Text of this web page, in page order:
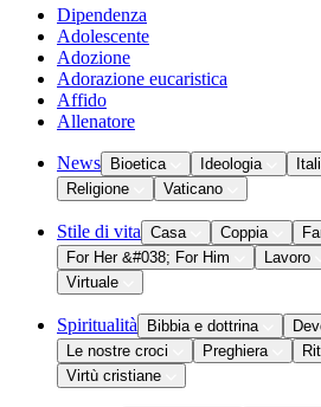
Dipendenza
Adolescente
Adozione
Adorazione eucaristica
Affido
Allenatore
News Bioetica Ideologia
Religione
Vaticano
Stile di vita Casa Coppia
For Her &#038; For Him
Lavoro
Virtuale
Spiritualità Bibbia e dottrina
Le nostre croci
Preghiera
Virtù cristiane